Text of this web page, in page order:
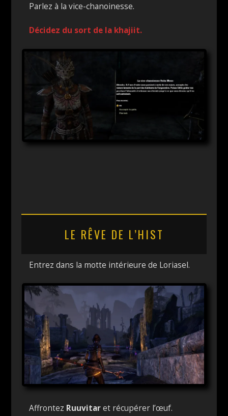
Parlez à la vice-chanoinesse.
Décidez du sort de la khajiit.
LE RÊVE DE L’HIST
Entrez dans la motte intérieure de Loriasel.
Affrontez Ruuvitaret récupérer l’œuf.